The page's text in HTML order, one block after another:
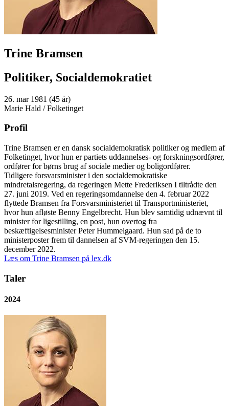
Trine Bramsen
Politiker, Socialdemokratiet
26. mar 1981 (45 år)
Marie Hald / Folketinget
Profil
Trine Bramsen er en dansk socialdemokratisk politiker og medlem af
Folketinget, hvor hun er partiets uddannelses- og forskningsordfører,
ordfører for børns brug af sociale medier og boligordfører.
Tidligere forsvarsminister i den socialdemokratiske
mindretalsregering, da regeringen Mette Frederiksen I tiltrådte den
27. juni 2019. Ved en regeringsomdannelse den 4. februar 2022
flyttede Bramsen fra Forsvarsministeriet til Transportministeriet,
hvor hun afløste Benny Engelbrecht. Hun blev samtidig udnævnt til
minister for ligestilling, en post, hun overtog fra
beskæftigelsesminister Peter Hummelgaard. Hun sad på de to
ministerposter frem til dannelsen af SVM-regeringen den 15.
december 2022.
Læs om Trine Bramsen på lex.dk
Taler
2024